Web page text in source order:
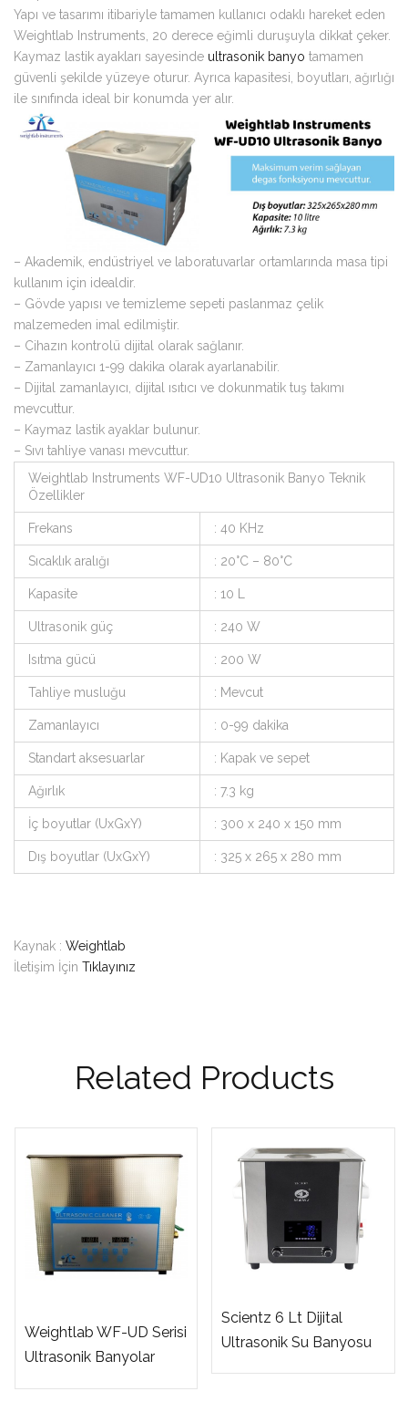
Yapı ve tasarımı itibariyle tamamen kullanıcı odaklı hareket eden
Weightlab Instruments, 20 derece eğimli duruşuyla dikkat çeker.
Kaymaz lastik ayakları sayesinde ultrasonik banyo tamamen
güvenli şekilde yüzeye oturur. Ayrıca kapasitesi, boyutları, ağırlığı
ile sınıfında ideal bir konumda yer alır.
– Akademik, endüstriyel ve laboratuvarlar ortamlarında masa tipi
kullanım için idealdir.
– Gövde yapısı ve temizleme sepeti paslanmaz çelik
malzemeden imal edilmiştir.
– Cihazın kontrolü dijital olarak sağlanır.
– Zamanlayıcı 1-99 dakika olarak ayarlanabilir.
– Dijital zamanlayıcı, dijital ısıtıcı ve dokunmatik tuş takımı
mevcuttur.
– Kaymaz lastik ayaklar bulunur.
– Sıvı tahliye vanası mevcuttur.
Weightlab Instruments WF-UD10 Ultrasonik Banyo Teknik
Özellikler
Frekans : 40 KHz
Sıcaklık aralığı : 20°C – 80°C
Kapasite : 10 L
Ultrasonik güç : 240 W
Isıtma gücü : 200 W
Tahliye musluğu : Mevcut
Zamanlayıcı : 0-99 dakika
Standart aksesuarlar : Kapak ve sepet
Ağırlık : 7.3 kg
İç boyutlar (UxGxY) : 300 x 240 x 150 mm
Dış boyutlar (UxGxY) : 325 x 265 x 280 mm
Kaynak : Weightlab
İletişim İçin Tıklayınız
Related Products
Weightlab WF-UD Serisi
Ultrasonik Banyolar
Scientz 6 Lt Dijital
Ultrasonik Su Banyosu